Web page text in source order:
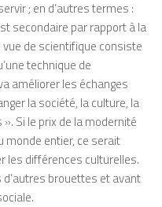
; en d’autres termes :
secondaire par rapport à la
de scientifique consiste
technique de
améliorer les échanges
la société, la culture, la
Si le prix de la modernité
entier, ce serait
les différences culturelles.
d’autres brouettes et avant